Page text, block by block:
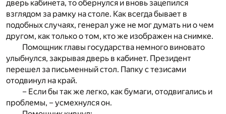
дверь кабинета, то обернулся и вновь зацепился
взглядом за рамку на столе. Как всегда бывает в
подобных случаях, генерал уже не мог думать ни о чем
другом, как только о том, кто же изображен на снимке.
Помощник главы государства немного виновато
улыбнулся, закрывая дверь в кабинет. Президент
перешел за письменный стол. Папку с тезисами
отодвинул на край.
– Если бы так же легко, как бумаги, отодвигались и
проблемы, – усмехнулся он.